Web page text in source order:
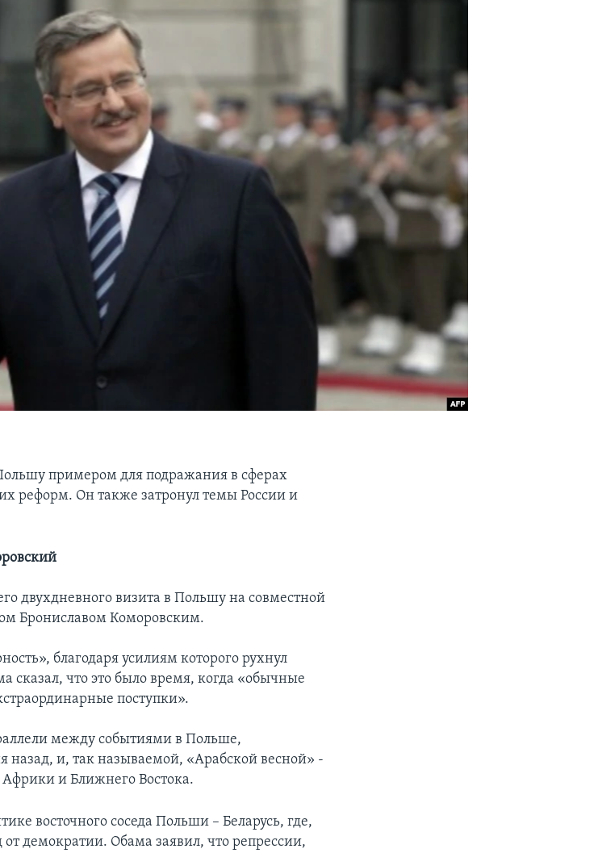
примером для подражания в сферах
реформ. Он также затронул темы России и
двухдневного визита в Польшу на совместной
Брониславом Коморовским.
благодаря усилиям которого рухнул
что это было время, когда «обычные
поступки».
между событиями в Польше,
и, так называемой, «Арабской весной» -
и Ближнего Востока.
восточного соседа Польши – Беларусь, где,
от демократии. Обама заявил, что репрессии,